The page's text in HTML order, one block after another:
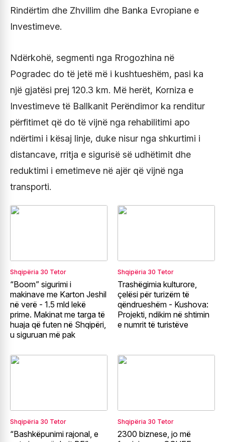
Rindërtim dhe Zhvillim dhe Banka Evropiane e
Investimeve.
Ndërkohë, segmenti nga Rrogozhina në
Pogradec do të jetë më i kushtueshëm, pasi ka
një gjatësi prej 120.3 km. Më herët, Korniza e
Investimeve të Ballkanit Perëndimor ka renditur
përfitimet që do të vijnë nga rehabilitimi apo
ndërtimi i kësaj linje, duke nisur nga shkurtimi i
distancave, rritja e sigurisë së udhëtimit dhe
reduktimi i emetimeve në ajër që vijnë nga
transporti.
Shqipëria 30 Tetor
“Boom” sigurimi i
makinave me Karton Jeshil
në verë - 1.5 mld lekë
prime. Makinat me targa të
huaja që futen në Shqipëri,
u siguruan më pak
Shqipëria 30 Tetor
Trashëgimia kulturore,
çelësi për turizëm të
qëndrueshëm - Kushova:
Projekti, ndikim në shtimin
e numrit të turistëve
Shqipëria 30 Tetor
“Bashkëpunimi rajonal, e
Shqipëria 30 Tetor
2300 biznese, jo më